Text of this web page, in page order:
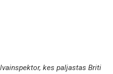
kes paljastas Briti